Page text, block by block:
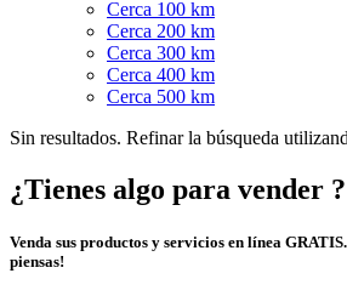
Cerca 100 km
Cerca 200 km
Cerca 300 km
Cerca 400 km
Cerca 500 km
Sin resultados. Refinar la búsqueda
¿Tienes algo para vender ?
Venda sus productos y servicios en línea
piensas!